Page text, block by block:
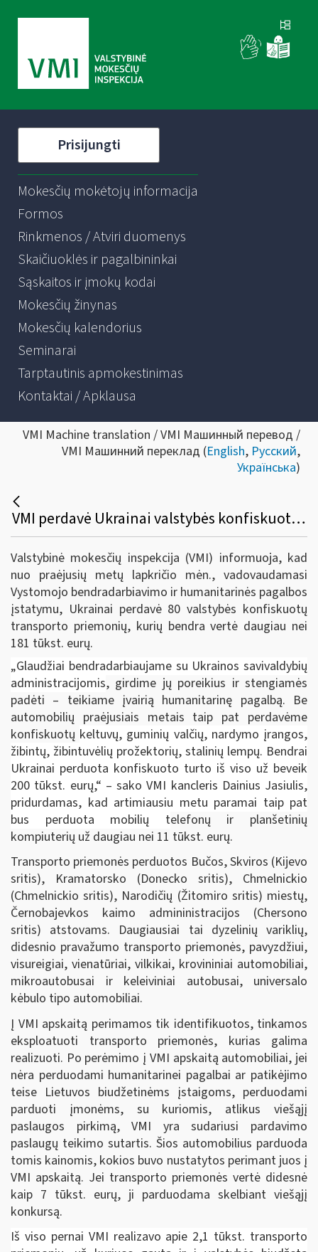
Prisijungti
Mokesčių mokėtojų informacija
Formos
Rinkmenos / Atviri duomenys
Skaičiuoklės ir pagalbininkai
Sąskaitos ir įmokų kodai
Mokesčių žinynas
Mokesčių kalendorius
Seminarai
Tarptautinis apmokestinimas
Kontaktai / Apklausa
VMI Machine translation / VMI Машинный перевод /
VMI Машинний переклад (English, Русский,
Українська)
VMI perdavė Ukrainai valstybės konfiskuoto turto už beveik 200 tūkst. eurų
Valstybinė mokesčių inspekcija (VMI) informuoja, kad
nuo praėjusių metų lapkričio mėn., vadovaudamasi
Vystomojo bendradarbiavimo ir humanitarinės pagalbos
įstatymu, Ukrainai perdavė 80 valstybės konfiskuotų
transporto priemonių, kurių bendra vertė daugiau nei
181 tūkst. eurų.
„Glaudžiai bendradarbiaujame su Ukrainos savivaldybių
administracijomis, girdime jų poreikius ir stengiamės
padėti – teikiame įvairią humanitarinę pagalbą. Be
automobilių praėjusiais metais taip pat perdavėme
konfiskuotų keltuvų, guminių valčių, nardymo įrangos,
žibintų, žibintuvėlių prožektorių, stalinių lempų. Bendrai
Ukrainai perduota konfiskuoto turto iš viso už beveik
200 tūkst. eurų,“ – sako VMI kancleris Dainius Jasiulis,
pridurdamas, kad artimiausiu metu paramai taip pat
bus perduota mobilių telefonų ir planšetinių
kompiuterių už daugiau nei 11 tūkst. eurų.
Transporto priemonės perduotos Bučos, Skviros (Kijevo
sritis), Kramatorsko (Donecko sritis), Chmelnickio
(Chmelnickio sritis), Narodičių (Žitomiro sritis) miestų,
Černobajevkos kaimo admininistracijos (Chersono
sritis) atstovams. Daugiausiai tai dyzelinių variklių,
didesnio pravažumo transporto priemonės, pavyzdžiui,
visureigiai, vienatūriai, vilkikai, krovininiai automobiliai,
mikroautobusai ir keleiviniai autobusai, universalo
kėbulo tipo automobiliai.
Į VMI apskaitą perimamos tik identifikuotos, tinkamos
eksploatuoti transporto priemonės, kurias galima
realizuoti. Po perėmimo į VMI apskaitą automobiliai, jei
nėra perduodami humanitarinei pagalbai ar patikėjimo
teise Lietuvos biudžetinėms įstaigoms, perduodami
parduoti įmonėms, su kuriomis, atlikus viešąjį
paslaugos pirkimą, VMI yra sudariusi pardavimo
paslaugų teikimo sutartis. Šios automobilius parduoda
tomis kainomis, kokios buvo nustatytos perimant juos į
VMI apskaitą. Jei transporto priemonės vertė didesnė
kaip 7 tūkst. eurų, ji parduodama skelbiant viešąjį
konkursą.
Iš viso pernai VMI realizavo apie 2,1 tūkst. transporto